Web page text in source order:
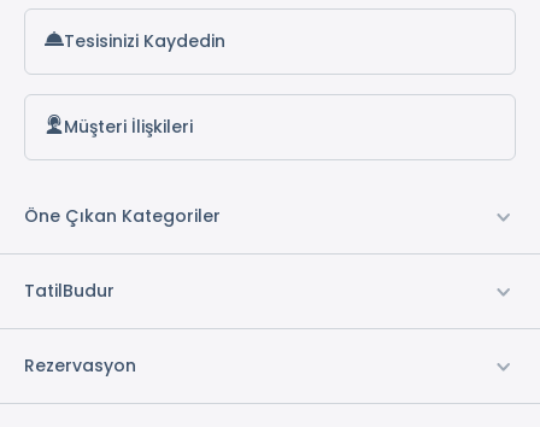
Tesisinizi Kaydedin
Müşteri İlişkileri
Öne Çıkan Kategoriler
TatilBudur
Rezervasyon